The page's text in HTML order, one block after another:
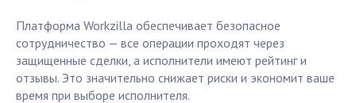
Платформа Workzilla обеспечивает безопасное
сотрудничество — все операции проходят через
защищенные сделки, а исполнители имеют рейтинг и
отзывы. Это значительно снижает риски и экономит ваше
время при выборе исполнителя.